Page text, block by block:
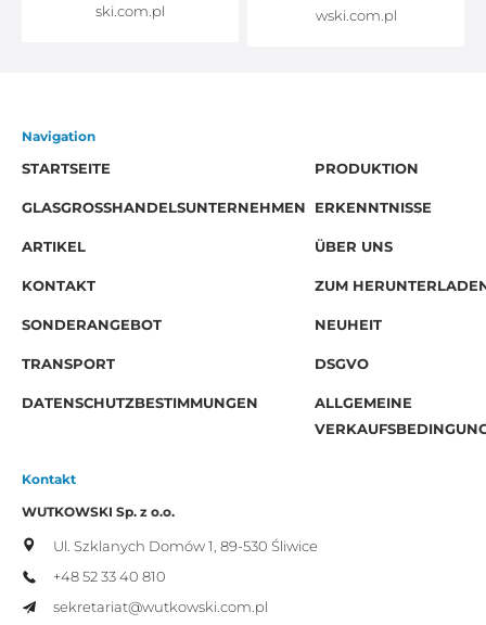
ski.com.pl
wski.com.pl
Navigation
STARTSEITE
PRODUKTION
GLASGROSSHANDELSUNTERNEHMEN ERKENNTNISSE
ARTIKEL ÜBER UNS
KONTAKT ZUM
SONDERANGEBOT NEUHEIT
TRANSPORT DSGVO
DATENSCHUTZBESTIMMUNGEN
ALLGEMEINE
Kontakt
WUTKOWSKI Sp. z o.o.
Ul. Szklanych Domów 1, 89-530 Śliwice
+48 52 33 40 810
sekretariat@wutkowski.com.pl